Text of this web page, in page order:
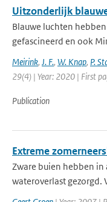
Uitzonderlijk
Blauwe luchten
gefascineerd en ook
Meirink, J. F., W. Knap, P.
29(4) | Year: 2020 | First
Publication
Extreme
Zware buien hebben in
wateroverlast gezorgd.